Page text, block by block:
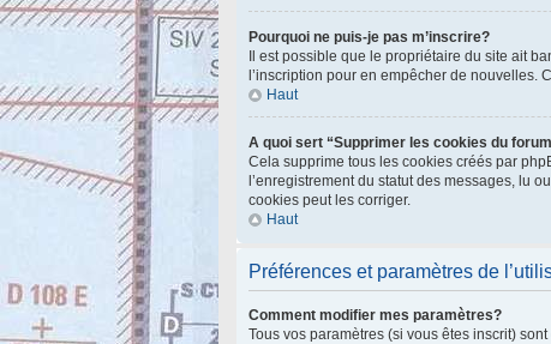
Pourquoi ne puis-je pas m’inscrire?
Il est possible que le propriétaire du site ait
l’inscription pour en empêcher de nouvelles.
Haut
A quoi sert “Supprimer les cookies du
Cela supprime tous les cookies créés par
l’enregistrement du statut des messages, lu
cookies peut les corriger.
Haut
Préférences et paramètres de
Comment modifier mes paramètres?
Tous vos paramètres (si vous êtes inscrit)